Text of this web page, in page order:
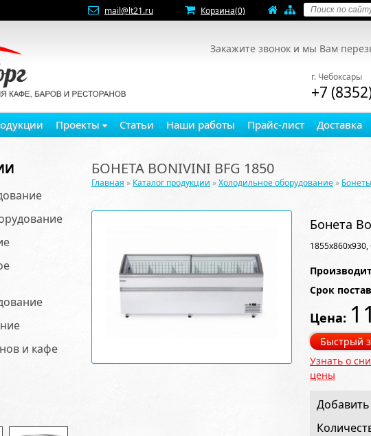
mail@lt21.ru Корзина(0)
Закажите звонок и мы Вам
г. Чебоксары
+7
Проекты Статьи Наши работы Прайс-лист Доставка
и кафе
БОНЕТА BONIVINI BFG 1850
Главная » Каталог продукции »Холодильное оборудование »
Бонета
Срок
Цена:
Быстрый
Узнать о
цены
Добавить